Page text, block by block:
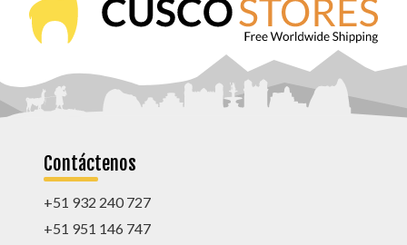
Contáctenos
+51 932 240 727
+51 951 146 747